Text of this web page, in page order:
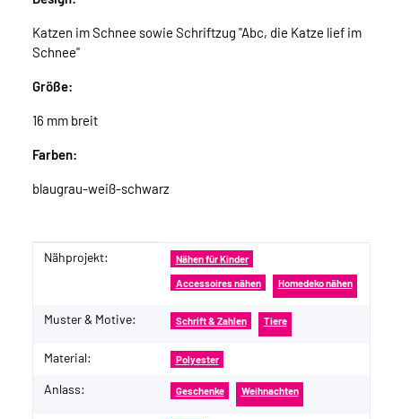
Katzen im Schnee sowie Schriftzug "Abc, die Katze lief im
Schnee"
Größe:
16 mm breit
Farben:
blaugrau-weiß-schwarz
Produkteigenschaft
Wert
Nähprojekt: Nähen für Kinder
Accessoires nähen Homedeko nähen
Muster & Motive: Schrift & Zahlen Tiere
Material: Polyester
Anlass: Geschenke Weihnachten